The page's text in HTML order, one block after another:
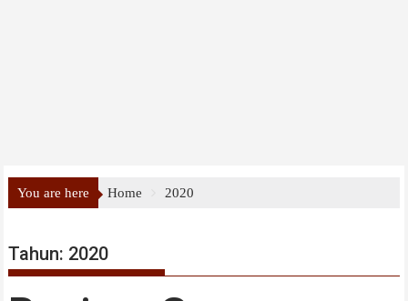
You are here Home 2020
Tahun: 2020